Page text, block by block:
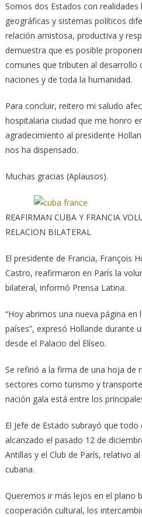
Somos dos Estados con realidades
geográficas y sistemas políticos
relación amistosa, productiva y
demuestra que es posible
comunes que tributen al desarrollo
naciones y de toda la humanidad.
Para concluir, reitero mi saludo
hospitalaria ciudad que me honro
agradecimiento al presidente
nos ha dispensado.
Muchas gracias (Aplausos).
REAFIRMAN CUBA Y FRANCIA
RELACION BILATERAL
El presidente de Francia, François
Castro, reafirmaron en París la
bilateral, informó Prensa Latina.
“Hoy abrimos una nueva página
países”, expresó Hollande durante
desde el Palacio del Elíseo.
Se refirió a la firma de una hoja de
sectores como turismo y
nación gala está entre los
El Jefe de Estado subrayó que
alcanzado el pasado 12 de
Antillas y el Club de París, relativo
cubana.
Queremos ir más lejos en el plano
cooperación cultural, los